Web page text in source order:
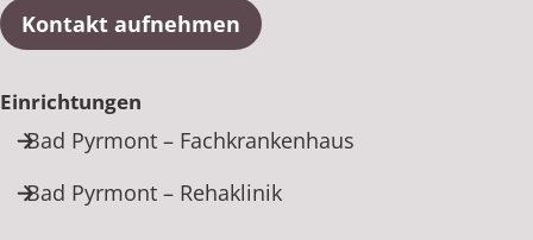
Kontakt aufnehmen
Einrichtungen
Bad Pyrmont – Fachkrankenhaus
Bad Pyrmont – Rehaklinik